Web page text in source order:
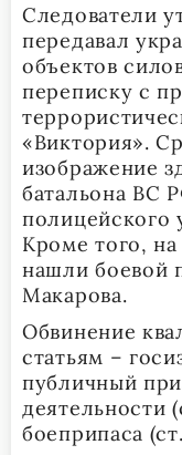
Следователи
передавал
объектов
переписку с
«Виктория».
изображение
батальона ВС
полицейского
Кроме того,
нашли боевой
Макарова.
Обвинение
статьям –
публичный
деятельности
боеприпаса